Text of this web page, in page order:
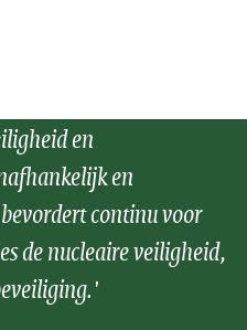
en
en
continu voor
de nucleaire veiligheid,